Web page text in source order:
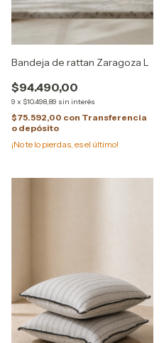
Bandeja de rattan Zaragoza L
$94.490,00
9 x $10.498,89 sin interés
$75.592,00 con Transferencia
o depósito
¡No te lo pierdas, es el último!